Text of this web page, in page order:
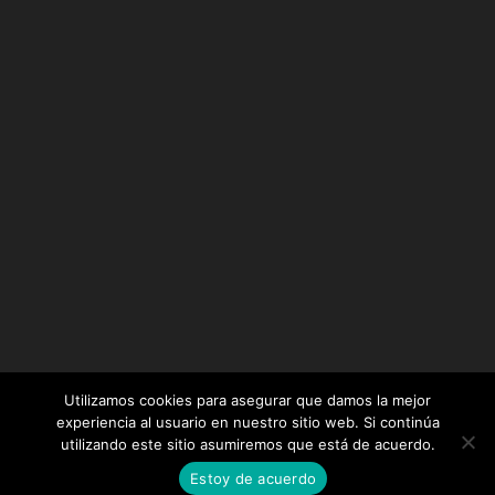
Diseñado por Elegant Themes| Desarrollado por
WordPress
Utilizamos cookies para asegurar que damos la mejor
experiencia al usuario en nuestro sitio web. Si continúa
utilizando este sitio asumiremos que está de acuerdo.
Estoy de acuerdo